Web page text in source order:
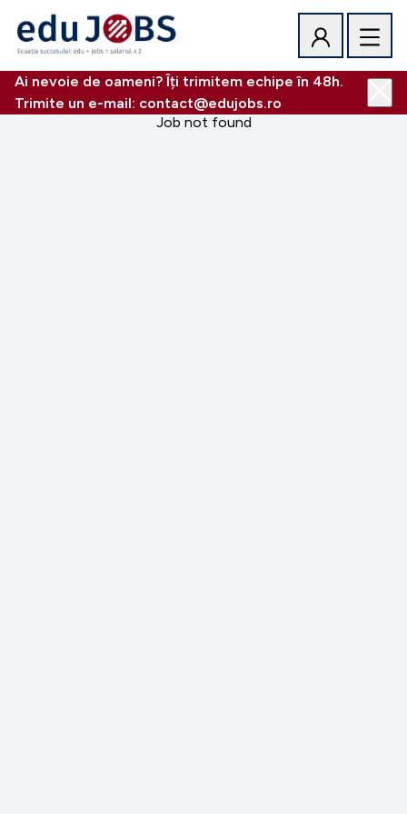
Ai nevoie de oameni? Îți trimitem echipe în 48h.
Trimite un e-mail: contact@edujobs.ro
Job not found